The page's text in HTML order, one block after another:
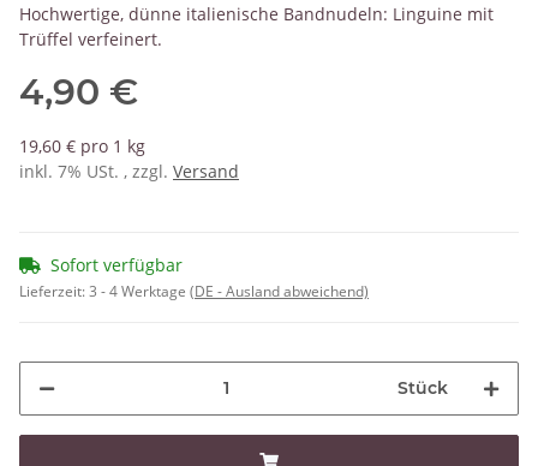
Hochwertige, dünne italienische Bandnudeln: Linguine mit
Trüffel verfeinert.
4,90 €
19,60 € pro 1 kg
inkl. 7% USt. , zzgl. Versand
Sofort verfügbar
Lieferzeit:3 - 4 Werktage (DE - Ausland abweichend)
Stück